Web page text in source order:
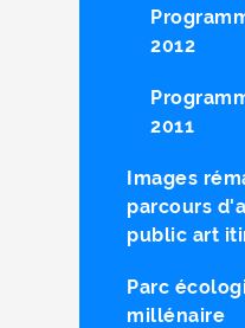
2012
2011
Images
parcours
public art
Parc
millénaire